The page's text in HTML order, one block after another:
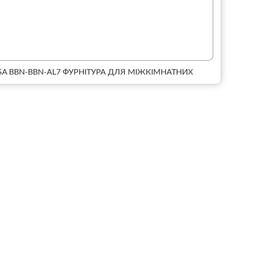
BBN-BBN-AL7 ФУРНІТУРА ДЛЯ МІЖКІМНАТНИХ